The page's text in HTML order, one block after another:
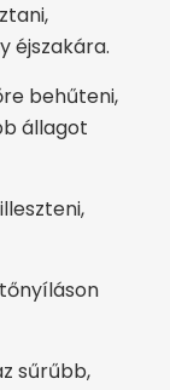
éjszakára.
behűteni,
állagot
sűrűbb,